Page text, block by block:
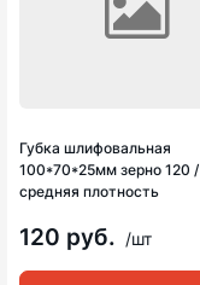
Губка шлифовальная
100*70*25мм зерно 120 /
средняя плотность
120 руб. /шт